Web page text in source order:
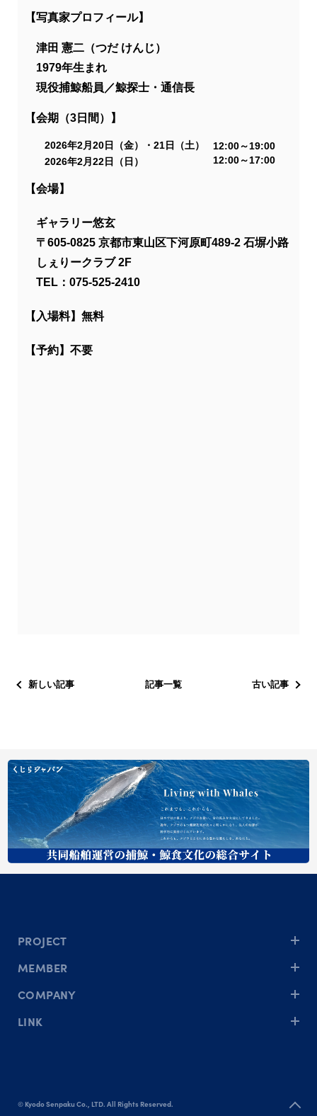
【写真家プロフィール】
津田 憲二（つだ けんじ）
1979年生まれ
現役捕鯨船員／鯨探士・通信長
【会期（3日間）】
2026年2月20日（金）・21日（土）
12:00～19:00
2026年2月22日（日）
12:00～17:00
【会場】
ギャラリー悠玄
〒605-0825 京都市東山区下河原町489-2 石塀小路
しぇりークラブ 2F
TEL：075-525-2410
【入場料】無料
【予約】不要
新しい記事 記事一覧 古い記事
PROJECT
MEMBER
COMPANY
LINK
©︎ Kyodo Senpaku Co., LTD. All Rights Reserved.